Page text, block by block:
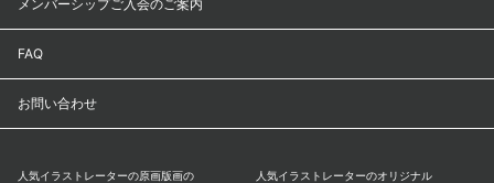
人気イラストレーターの原画版画の
人気イラストレーターのオリジナル
メンバーシップご入会のご案内
FAQ
お問い合わせ